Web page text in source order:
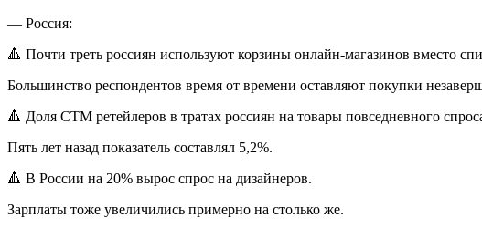
— Россия:
🔺 Почти треть россиян используют корзины онлайн-магазинов вместо
Большинство респондентов время от времени оставляют покупки
🔺 Доля СТМ ретейлеров в тратах россиян на товары повседневного
Пять лет назад показатель составлял 5,2%.
🔺 В России на 20% вырос спрос на дизайнеров.
Зарплаты тоже увеличились примерно на столько же.